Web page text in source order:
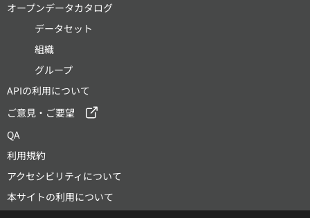
オープンデータカタログ
データセット
組織
グループ
APIの利用について
ご意見・ご要望
QA
利用規約
アクセシビリティについて
本サイトの利用について